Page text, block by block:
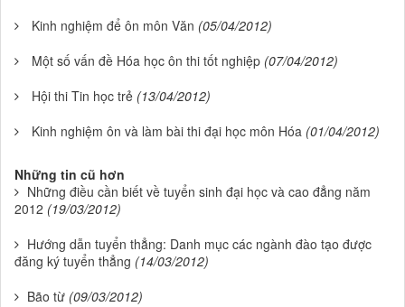
Kinh nghiệm để ôn môn Văn (05/04/2012)
Một số vấn đề Hóa học ôn thi tốt nghiệp (07/04/2012)
Hội thi Tin học trẻ (13/04/2012)
Kinh nghiệm ôn và làm bài thi đại học môn Hóa (01/04/2012)
Những tin cũ hơn
Những điều cần biết về tuyển sinh đại học và cao đẳng năm
2012 (19/03/2012)
Hướng dẫn tuyển thẳng: Danh mục các ngành đào tạo được
đăng ký tuyển thẳng (14/03/2012)
Bão từ (09/03/2012)